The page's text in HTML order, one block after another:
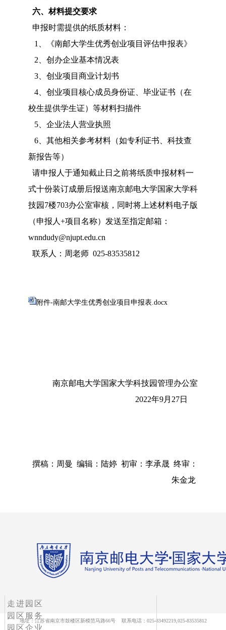
六、材料提交要求
申报时需提供的纸质材料：
1、《南邮大学生优秀创业项目评估申报表》
2、创办企业基本情况表
3、创业项目商业计划书
4、创业项目核心成员身份证、毕业证书（在
校生提供学生证）等材料扫描件
5、企业法人营业执照
6、其他相关参考材料（如专利证书、科技查
新报告等）
请申报人于通知截止日之前将纸质申报材料一
式十份装订成册后报送南京邮电大学国家大学科
技园7楼703办公室审核，同时将上述材料电子版
（申报人+项目名称）发送至指定邮箱：
wnndudy@njupt.edu.cn
联系人：周老师 025-83535812
附件-南邮大学生优秀创业项目申报表.docx
南京邮电大学国家大学科技园管理办公室
2022年9月27日
撰稿：周曼 编辑：陆婷 初审：李承晟 终审：
朱金龙
走进园区
园区服务
园区企业
地址：江苏省南京市鼓楼区新模范马路66号 联系电话：025-83492219,025-83535812